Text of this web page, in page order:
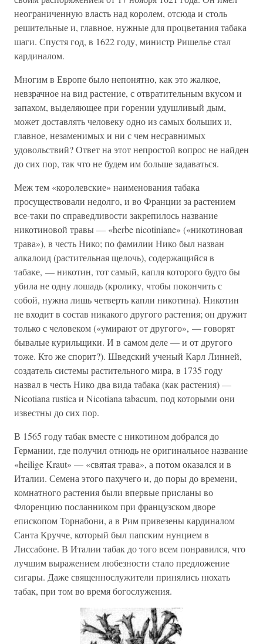
неограниченную власть над королем, отсюда и столь
решительные и, главное, нужные для процветания табака
шаги. Спустя год, в 1622 году, министр Ришелье стал
кардиналом.
Многим в Европе было непонятно, как это жалкое,
невзрачное на вид растение, с отвратительным вкусом и
запахом, выделяющее при горении удушливый дым,
может доставлять человеку одно из самых больших и,
главное, незаменимых и ни с чем несравнимых
удовольствий? Ответ на этот непростой вопрос не найден
до сих пор, так что не будем им больше задаваться.
Меж тем «королевские» наименования табака
просуществовали недолго, и во Франции за растением
все-таки по справедливости закрепилось название
никотиновой травы — «herbe nicotiniane» («никотиновая
трава»), в честь Нико; по фамилии Нико был назван
алкалоид (растительная щелочь), содержащийся в
табаке, — никотин, тот самый, капля которого будто бы
убила не одну лошадь (кролику, чтобы покончить с
собой, нужна лишь четверть капли никотина). Никотин
не входит в состав никакого другого растения; он дружит
только с человеком («умирают от другого», — говорят
бывалые курильщики. И в самом деле — и от другого
тоже. Кто же спорит?). Шведский ученый Карл Линней,
создатель системы растительного мира, в 1735 году
назвал в честь Нико два вида табака (как растения) —
Nicotiana rustica и Nicotiana tabacum, под которыми они
известны до сих пор.
В 1565 году табак вместе с никотином добрался до
Германии, где получил отнюдь не оригинальное название
«heilige Kraut» — «святая трава», а потом оказался и в
Италии. Семена этого пахучего и, до поры до времени,
комнатного растения были впервые присланы во
Флоренцию посланником при французском дворе
епископом Торнабони, а в Рим привезены кардиналом
Санта Кручче, который был папским нунцием в
Лиссабоне. В Италии табак до того всем понравился, что
лучшим выражением любезности стало предложение
сигары. Даже священнослужители принялись нюхать
табак, при том во время богослужения.